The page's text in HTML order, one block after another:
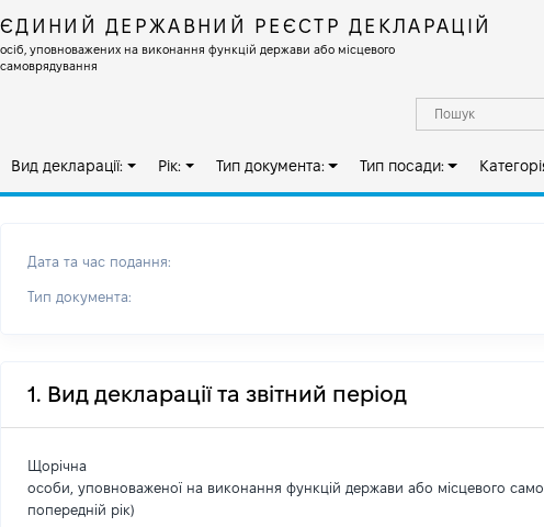
ЄДИНИЙ ДЕРЖАВНИЙ РЕЄСТР ДЕКЛАРАЦІЙ
осіб, уповноважених на виконання функцій держави або місцевого
самоврядування
Вид декларації: Рік: Тип документа: Тип посади:
Дата та час подання:
Тип документа:
1. Вид декларації та звітний період
Щорічна
особи, уповноваженої на виконання функцій держави або місцевого
попередній рік)